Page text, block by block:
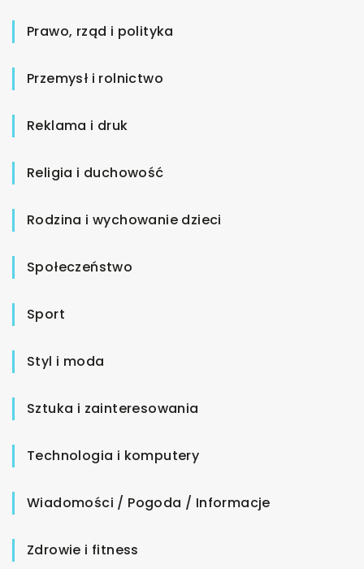
Prawo, rząd i polityka
Przemysł i rolnictwo
Reklama i druk
Religia i duchowość
Rodzina i wychowanie dzieci
Społeczeństwo
Sport
Styl i moda
Sztuka i zainteresowania
Technologia i komputery
Wiadomości / Pogoda / Informacje
Zdrowie i fitness